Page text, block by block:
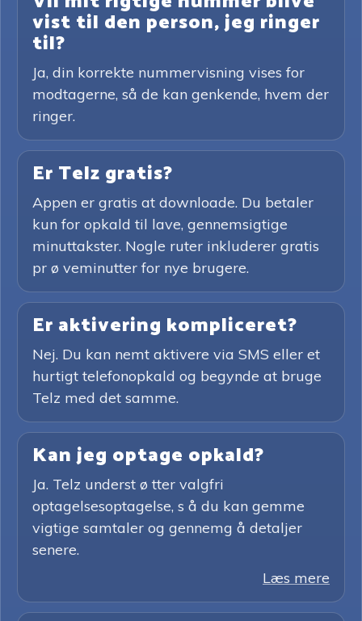
vist til den person, jeg ringer
til?
Ja, din korrekte nummervisning vises for
modtagerne, så de kan genkende, hvem der
ringer.
Er Telz gratis?
Appen er gratis at downloade. Du betaler
kun for opkald til lave, gennemsigtige
minuttakster. Nogle ruter inkluderer gratis
pr ø veminutter for nye brugere.
Er aktivering kompliceret?
Nej. Du kan nemt aktivere via SMS eller et
hurtigt telefonopkald og begynde at bruge
Telz med det samme.
Kan jeg optage opkald?
Ja. Telz underst ø tter valgfri
optagelsesoptagelse, s å du kan gemme
vigtige samtaler og gennemg å detaljer
senere.
Læs mere